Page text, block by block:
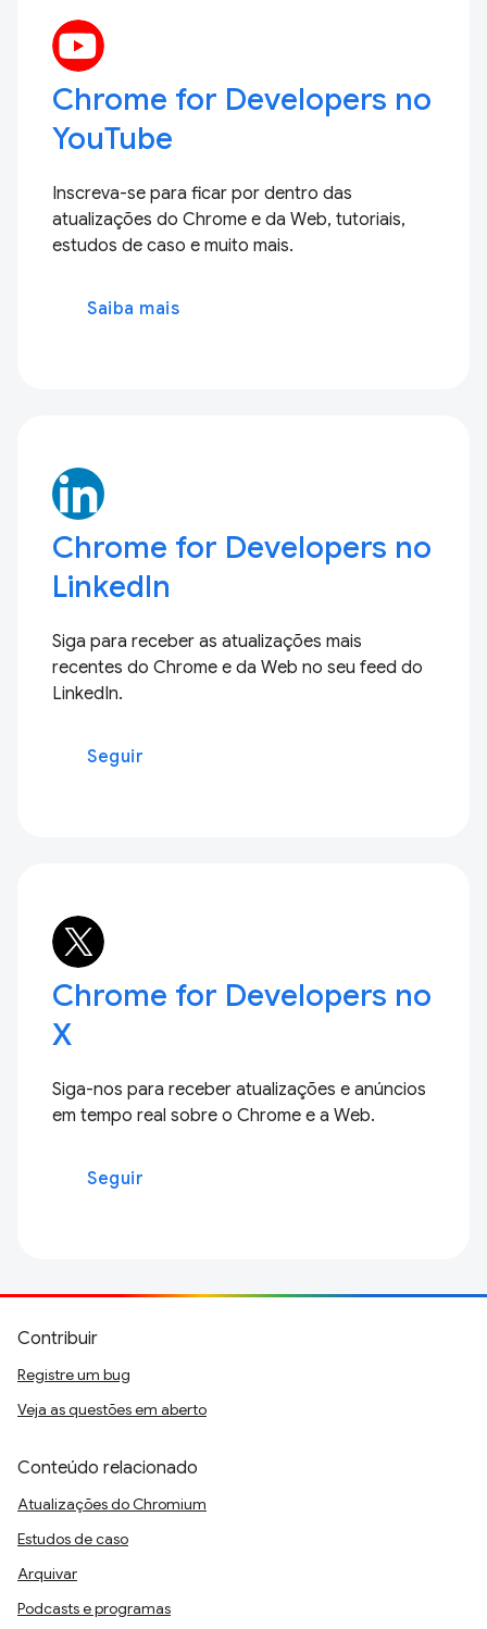
Chrome for Developers no
YouTube
Inscreva-se para ficar por dentro das
atualizações do Chrome e da Web, tutoriais,
estudos de caso e muito mais.
Saiba mais
Chrome for Developers no
LinkedIn
Siga para receber as atualizações mais
recentes do Chrome e da Web no seu feed do
LinkedIn.
Seguir
Chrome for Developers no
X
Siga-nos para receber atualizações e anúncios
em tempo real sobre o Chrome e a Web.
Seguir
Contribuir
Registre um bug
Veja as questões em aberto
Conteúdo relacionado
Atualizações do Chromium
Estudos de caso
Arquivar
Podcasts e programas